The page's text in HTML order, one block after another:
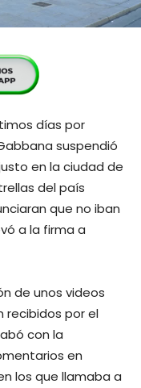
días por
suspendió
en la ciudad de
del país
que no iban
a la firma a
de unos videos
recibidos por el
con la
en
los que llamaba a